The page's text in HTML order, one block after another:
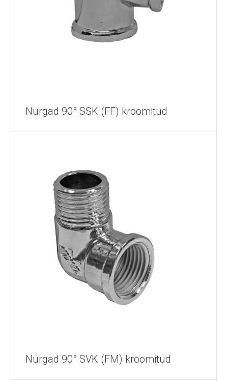
Nurgad 90° SSK (FF) kroomitud
Nurgad 90° SVK (FM) kroomitud